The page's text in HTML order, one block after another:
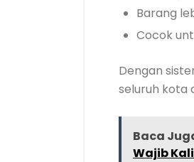
Barang
Cocok
Dengan
seluruh kota
Baca
Wajib